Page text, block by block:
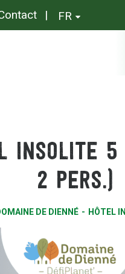
FR
insolite
2 pers.)
DE DIENNÉ HÔTEL